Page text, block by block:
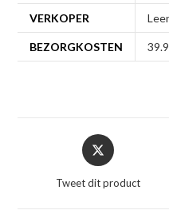
VERKOPER
BEZORGKOSTEN
Opent
in
nieuw
Tweet dit product